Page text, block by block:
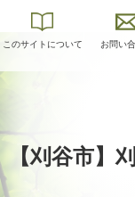
このサイトについて お問い
【刈谷市】